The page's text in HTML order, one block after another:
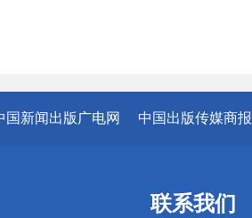
国新闻出版广电网 中国出版传媒商报
联系我们